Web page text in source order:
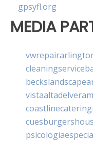
gpsyfl.org
MEDIA